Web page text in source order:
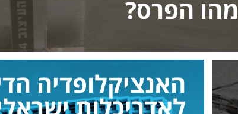
מהו הפרס?
האנציקלופדיה
לאדריכלות